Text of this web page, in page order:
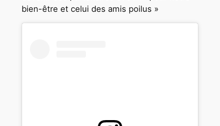
bien-être et celui des amis poilus »